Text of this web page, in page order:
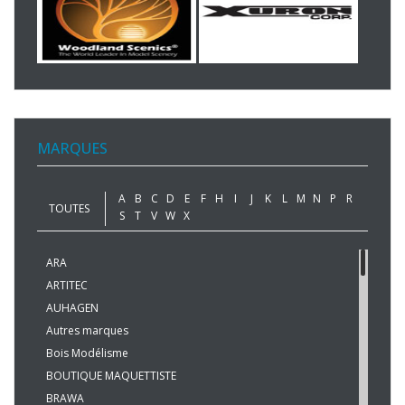
MARQUES
TOUTES
A B C D E F H I J K L M N P
R
S
T V W X
ARA
ARTITEC
AUHAGEN
Autres marques
Bois Modélisme
BOUTIQUE MAQUETTISTE
BRAWA